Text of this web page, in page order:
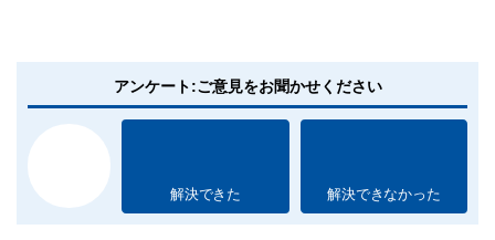
アンケート:ご意見をお聞かせください
解決できた 解決できなかった